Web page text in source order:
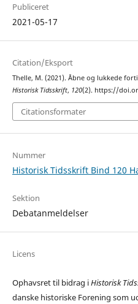
Publiceret
2021-05-17
Citation/Eksport
Thelle, M. (2021). Åbne og lukkede
Historisk Tidsskrift, 120(2). https://
Citationsformater
Nummer
Historisk Tidsskrift Bind 120
Sektion
Debatanmeldelser
Licens
Ophavsret til bidrag iHistorisk
danske historiske Forening som